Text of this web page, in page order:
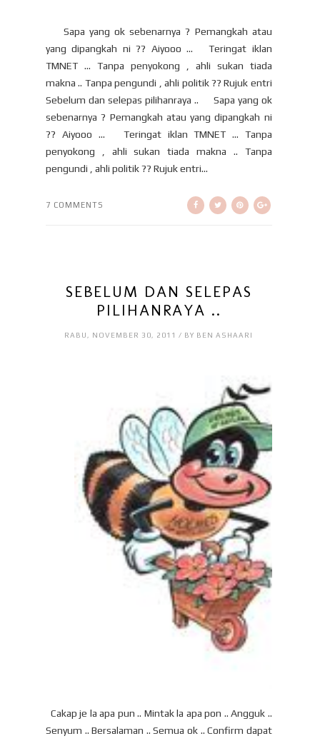
Sapa yang ok sebenarnya ? Pemangkah atau
yang dipangkah ni ?? Aiyooo … Teringat iklan
TMNET … Tanpa penyokong , ahli sukan tiada
makna .. Tanpa pengundi , ahli politik ?? Rujuk entri
Sebelum dan selepas pilihanraya .. Sapa yang ok
sebenarnya ? Pemangkah atau yang dipangkah ni
?? Aiyooo … Teringat iklan TMNET … Tanpa
penyokong , ahli sukan tiada makna .. Tanpa
pengundi , ahli politik ?? Rujuk entri...
7 COMMENTS
SEBELUM DAN SELEPAS
PILIHANRAYA ..
RABU, NOVEMBER 30, 2011 / BY BEN ASHAARI
Cakap je la apa pun .. Mintak la apa pon .. Angguk ..
Senyum .. Bersalaman .. Semua ok .. Confirm dapat